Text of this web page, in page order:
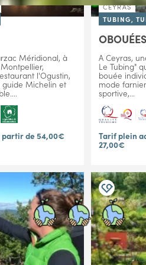
Les professionnels
Les
durable
Qu'ils soient classés,
d'engagement Tourisme
Méridional, à
l'Ogustin,
Michelin et
partir de 54,00€
CEYRAS
TUBING,
OBOUÉES
A Ceyras,
Le Tubing"
bouée
mode
sportive,...
Tarif plein
27,00€